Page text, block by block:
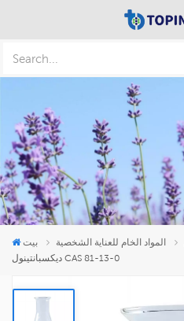
بيت المواد الخام للعناية الشخصية
ديكسبانتينول CAS 81-13-0